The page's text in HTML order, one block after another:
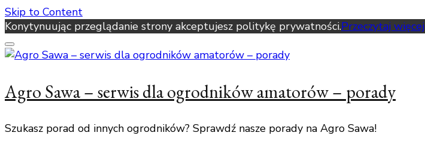
Skip to Content
Konytynuując przeglądanie strony akceptujesz politykę prywatności.Przeczytaj więcej
Agro Sawa – serwis dla ogrodników amatorów – porady
Szukasz porad od innych ogrodników? Sprawdź nasze porady na Agro Sawa!